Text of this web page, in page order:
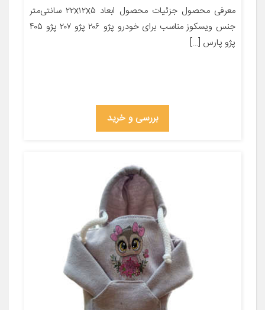
معرفی محصول جزئیات محصول ابعاد ۲۲x۱۲x۵ سانتی‌متر
جنس ویسکوز مناسب برای خودرو پژو ۲۰۶ پژو ۲۰۷ پژو ۴۰۵
پژو پارس […]
بررسی و خرید